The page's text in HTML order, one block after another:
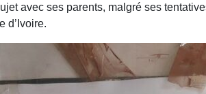
avec ses parents, malgré ses
d’Ivoire.